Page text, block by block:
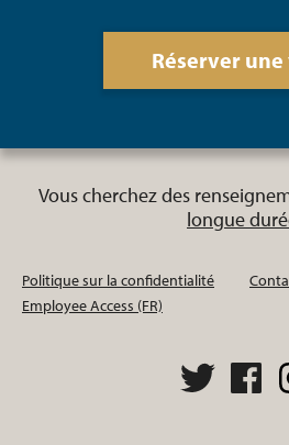
Réserver
Vous cherchez des
longue
Politique sur la confidentialité
Employee Access (FR)